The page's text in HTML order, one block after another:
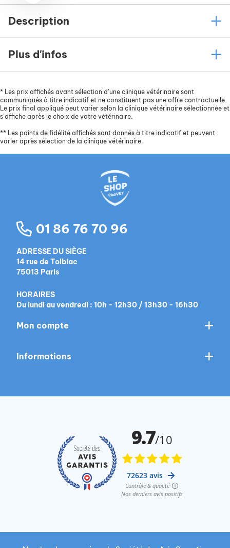
Description
Plus d'infos
* Les prix affichés avant sélection d’une clinique vétérinaire sont
communiqués à titre indicatif et ne constituent pas une offre contractuelle.
Le prix final appliqué peut varier selon la clinique vétérinaire sélectionnée et
s’affiche après le choix de votre vétérinaire.
** Les points de fidélité affichés sont donnés à titre indicatif et peuvent
varier après sélection de la clinique vétérinaire.
01 86 76 70 96
ADRESSE DU SIÈGE
14 rue de Tolbiac
75013 Paris
HORAIRES
Du lundi au vendredi : 10h - 12h30 / 13h30 - 16h30
Mon compte
Informations